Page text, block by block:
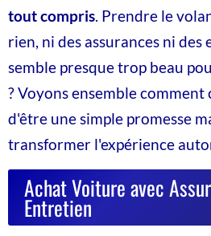
tout compris. Prendre le
rien, ni des assurances ni des
semble presque trop beau
? Voyons ensemble comment
d'être une simple promesse
transformer l'expérience
Achat Voiture avec
Entretien